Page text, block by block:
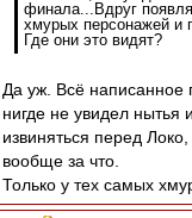
финала...Вдруг
хмурых персонажей и
Где они это видят?
Да уж. Всё написанное
нигде не увидел нытья
извиняться перед
вообще за что.
Только у тех самых